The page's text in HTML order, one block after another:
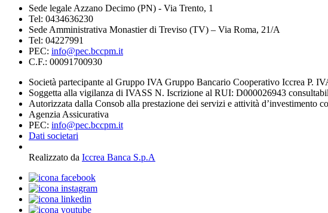
Sede legale Azzano Decimo (PN) - Via Trento, 1
Tel: 0434636230
Sede Amministrativa Monastier di Treviso (TV) – Via Roma, 21/A
Tel: 04227991
PEC: info@pec.bccpm.it
C.F.: 00091700930
Società partecipante al Gruppo IVA Gruppo Bancario Cooperativo Iccrea P.
Soggetta alla vigilanza di IVASS N. Iscrizione al RUI: D000026943
Autorizzata dalla Consob alla prestazione dei servizi e attività d’investimento
Agenzia Assicurativa
PEC: info@pec.bccpm.it
Dati societari
Realizzato da Iccrea Banca S.p.A